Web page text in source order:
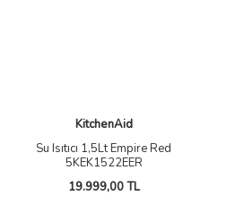
KitchenAid
Su Isıtıcı 1,5Lt Empire Red
5KEK1522EER
19.999,00 TL